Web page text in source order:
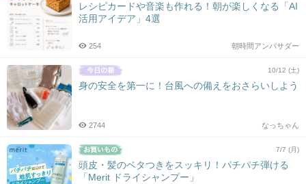
レシピカードや音楽も作れる！朝が楽しくなる「AI
活用アイデア」4選
朝時間アンバサダー
254
10/12 (土)
身の安全を第一に！台風への備えをおさらいしよう
なっちゃん
2744
7/7 (月)
頭皮・髪のベタつきをスッキリ！パチパチ弾ける
「Merit ドライシャンプー」